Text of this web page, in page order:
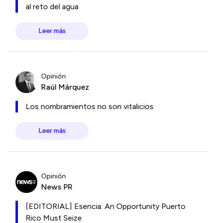
al reto del agua
Leer más
Opinión
Raúl Márquez
Los nombramientos no son vitalicios
Leer más
Opinión
News PR
[EDITORIAL] Esencia: An Opportunity Puerto
Rico Must Seize